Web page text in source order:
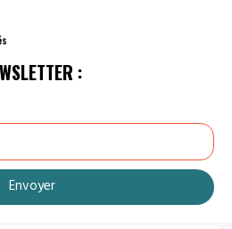
:
Envoyer